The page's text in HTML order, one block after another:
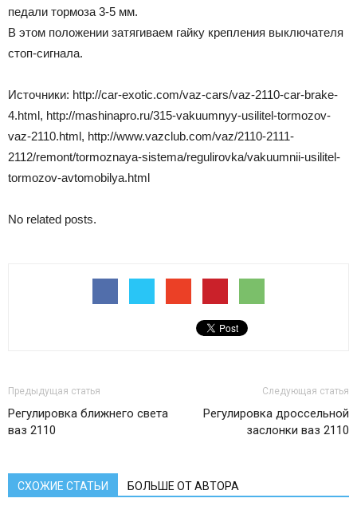
педали тормоза 3-5 мм.
В этом положении затягиваем гайку крепления выключателя
стоп-сигнала.
Источники: http://car-exotic.com/vaz-cars/vaz-2110-car-brake-
4.html, http://mashinapro.ru/315-vakuumnyy-usilitel-tormozov-
vaz-2110.html, http://www.vazclub.com/vaz/2110-2111-
2112/remont/tormoznaya-sistema/regulirovka/vakuumnii-usilitel-
tormozov-avtomobilya.html
No related posts.
Предыдущая статья
Регулировка ближнего света
ваз 2110
Следующая статья
Регулировка дроссельной
заслонки ваз 2110
СХОЖИЕ СТАТЬИ БОЛЬШЕ ОТ АВТОРА